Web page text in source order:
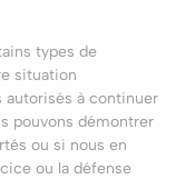
types de
situation
autorisés à continuer
pouvons démontrer
ou si nous en
ou la défense